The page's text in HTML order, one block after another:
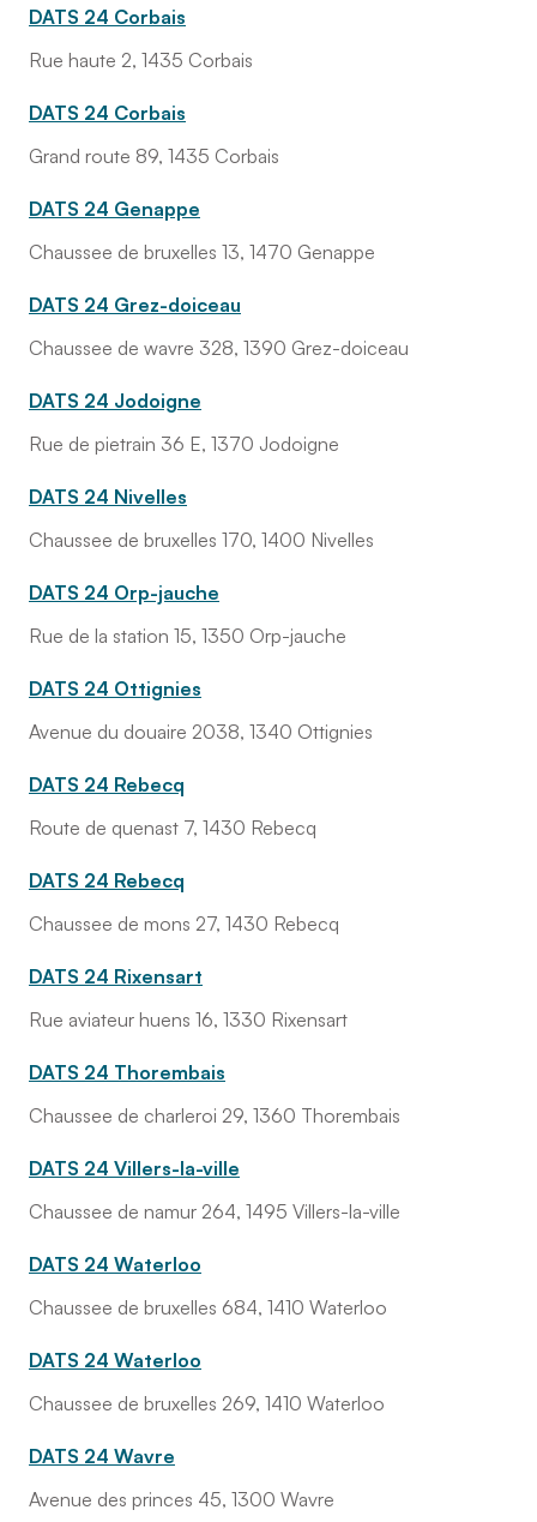
DATS 24 Corbais
Rue haute 2, 1435 Corbais
DATS 24 Corbais
Grand route 89, 1435 Corbais
DATS 24 Genappe
Chaussee de bruxelles 13, 1470 Genappe
DATS 24 Grez-doiceau
Chaussee de wavre 328, 1390 Grez-doiceau
DATS 24 Jodoigne
Rue de pietrain 36 E, 1370 Jodoigne
DATS 24 Nivelles
Chaussee de bruxelles 170, 1400 Nivelles
DATS 24 Orp-jauche
Rue de la station 15, 1350 Orp-jauche
DATS 24 Ottignies
Avenue du douaire 2038, 1340 Ottignies
DATS 24 Rebecq
Route de quenast 7, 1430 Rebecq
DATS 24 Rebecq
Chaussee de mons 27, 1430 Rebecq
DATS 24 Rixensart
Rue aviateur huens 16, 1330 Rixensart
DATS 24 Thorembais
Chaussee de charleroi 29, 1360 Thorembais
DATS 24 Villers-la-ville
Chaussee de namur 264, 1495 Villers-la-ville
DATS 24 Waterloo
Chaussee de bruxelles 684, 1410 Waterloo
DATS 24 Waterloo
Chaussee de bruxelles 269, 1410 Waterloo
DATS 24 Wavre
Avenue des princes 45, 1300 Wavre